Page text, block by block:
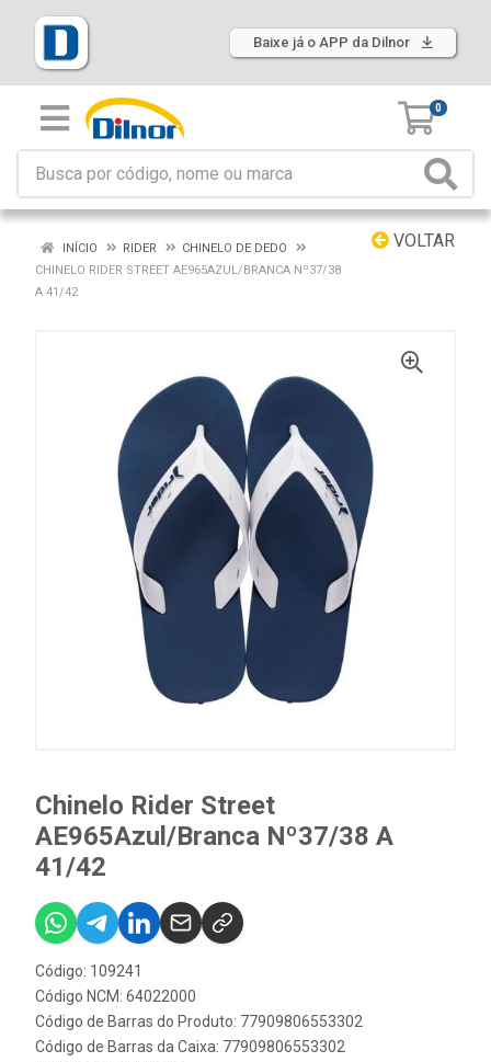
Baixe já o APP da Dilnor
0
VOLTAR
INÍCIO RIDER
CHINELO DE DEDO
CHINELO RIDER STREET AE965AZUL/BRANCA Nº37/38
A 41/42
Chinelo Rider Street
AE965Azul/Branca Nº37/38 A
41/42
Código: 109241
Código NCM: 64022000
Código de Barras do Produto: 77909806553302
Código de Barras da Caixa: 77909806553302